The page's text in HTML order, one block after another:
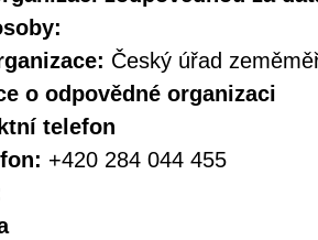
Český úřad
o odpovědné organizaci
telefon
+420 284 044 455